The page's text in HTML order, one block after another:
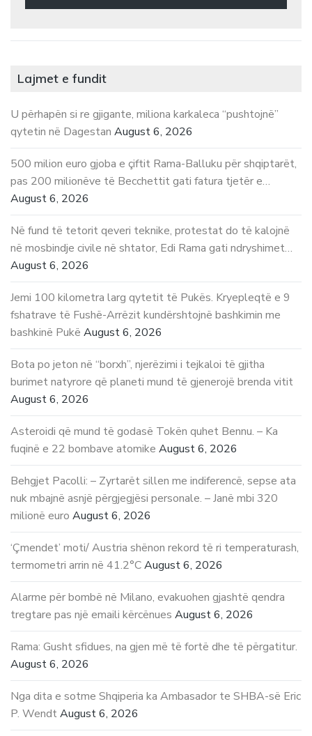
Lajmet e fundit
U përhapën si re gjigante, miliona karkaleca “pushtojnë”
qytetin në Dagestan August 6, 2026
500 milion euro gjoba e çiftit Rama-Balluku për shqiptarët,
pas 200 milionëve të Becchettit gati fatura tjetër e…
August 6, 2026
Në fund të tetorit qeveri teknike, protestat do të kalojnë
në mosbindje civile në shtator, Edi Rama gati ndryshimet…
August 6, 2026
Jemi 100 kilometra larg qytetit të Pukës. Kryepleqtë e 9
fshatrave të Fushë-Arrëzit kundërshtojnë bashkimin me
bashkinë Pukë August 6, 2026
Bota po jeton në “borxh”, njerëzimi i tejkaloi të gjitha
burimet natyrore që planeti mund të gjenerojë brenda vitit
August 6, 2026
Asteroidi që mund të godasë Tokën quhet Bennu. – Ka
fuqinë e 22 bombave atomike August 6, 2026
Behgjet Pacolli: – Zyrtarët sillen me indiferencë, sepse ata
nuk mbajnë asnjë përgjegjësi personale. – Janë mbi 320
milionë euro August 6, 2026
‘Çmendet’ moti/ Austria shënon rekord të ri temperaturash,
termometri arrin në 41.2°CAugust 6, 2026
Alarme për bombë në Milano, evakuohen gjashtë qendra
tregtare pas një emaili kërcënues August 6, 2026
Rama: Gusht sfidues, na gjen më të fortë dhe të përgatitur.
August 6, 2026
Nga dita e sotme Shqiperia ka Ambasador te SHBA-së Eric
P. WendtAugust 6, 2026